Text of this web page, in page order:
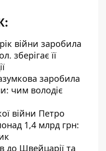
війни заробила
зберігає її
заробила
чим володіє
війни Петро
1,4 млрд грн:
до Швейцарії та